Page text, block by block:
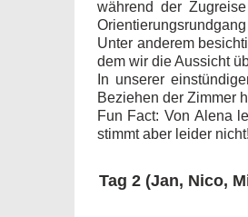
während der
Unter anderem
dem wir die Aussicht
In unserer
Beziehen der Zimmer
Fun Fact: Von Alena
stimmt aber leider
Tag 2 (Jan, Nico,